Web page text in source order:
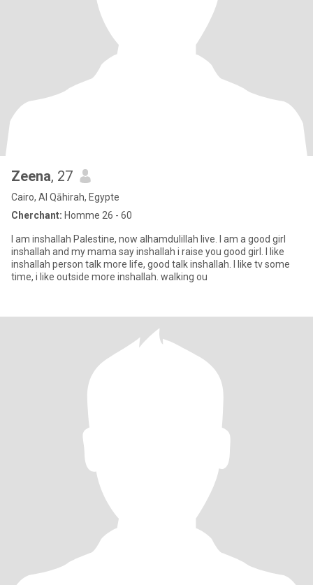
Zeena, 27
Cairo, Al Qāhirah, Egypte
Cherchant: Homme 26 - 60
I am inshallah Palestine, now alhamdulillah live. I am a good girl
inshallah and my mama say inshallah i raise you good girl. I like
inshallah person talk more life, good talk inshallah. I like tv some
time, i like outside more inshallah. walking ou